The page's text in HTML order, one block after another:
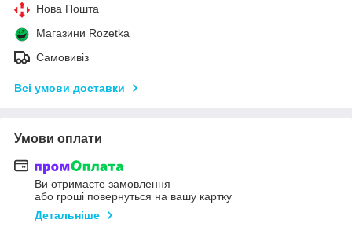
Нова Пошта
Магазини Rozetka
Самовивіз
Всі умови доставки
Умови оплати
Ви отримаєте замовлення
або гроші повернуться на вашу картку
Детальніше